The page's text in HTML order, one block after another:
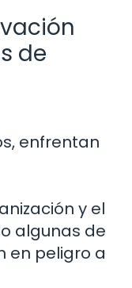
de
enfrentan
y el
algunas de
en peligro a